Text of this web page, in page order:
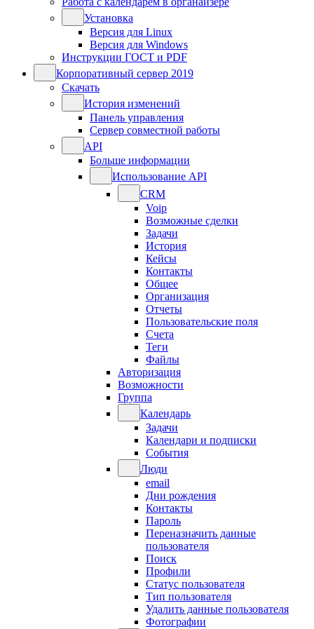
Установка
Версия для Linux
Версия для Windows
Инструкции ГОСТ и PDF
Корпоративный сервер 2019
Скачать
История изменений
Панель управления
Сервер совместной работы
API
Больше информации
Использование API
CRM
Voip
Возможные сделки
Задачи
История
Кейсы
Контакты
Общее
Организация
Отчеты
Пользовательские поля
Счета
Теги
Файлы
Авторизация
Возможности
Группа
Календарь
Задачи
Календари и подписки
События
Люди
email
Дни рождения
Контакты
Пароль
Переназначить данные
пользователя
Поиск
Профили
Статус пользователя
Тип пользователя
Удалить данные пользователя
Фотографии